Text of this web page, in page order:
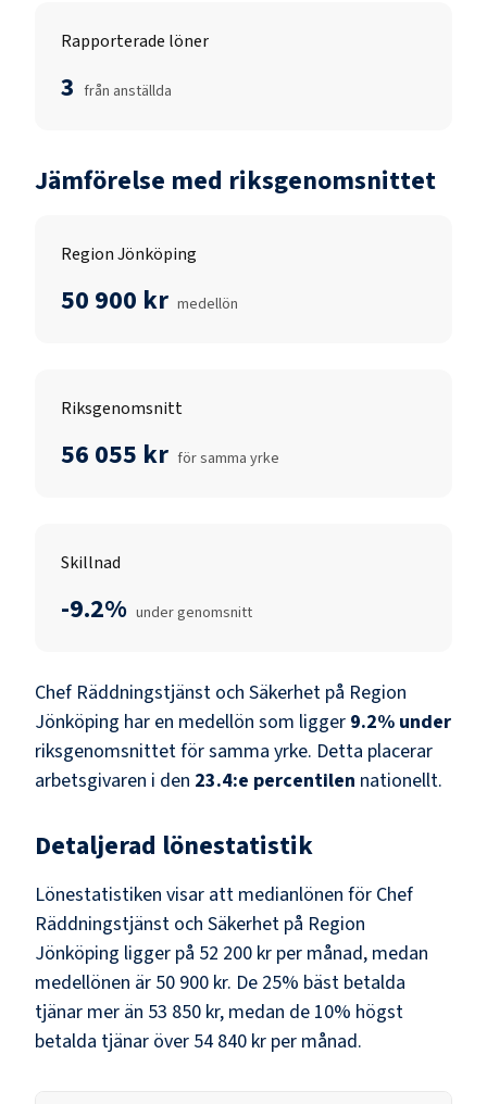
Rapporterade löner
3 från anställda
Jämförelse med riksgenomsnittet
Region Jönköping
50 900 kr medellön
Riksgenomsnitt
56 055 kr för samma yrke
Skillnad
-9.2% under genomsnitt
Chef Räddningstjänst och Säkerhet på Region
Jönköping har en medellön som ligger 9.2% under
riksgenomsnittet för samma yrke. Detta placerar
arbetsgivaren i den 23.4:e percentilen nationellt.
Detaljerad lönestatistik
Lönestatistiken visar att medianlönen för Chef
Räddningstjänst och Säkerhet på Region
Jönköping ligger på 52 200 kr per månad, medan
medellönen är 50 900 kr. De 25% bäst betalda
tjänar mer än 53 850 kr, medan de 10% högst
betalda tjänar över 54 840 kr per månad.